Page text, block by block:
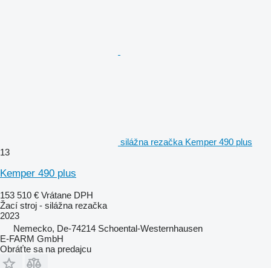
silážna rezačka Kemper 490 plus
13
Kemper 490 plus
153 510 € Vrátane DPH
Žací stroj - silážna rezačka
2023
Nemecko, De-74214 Schoental-Westernhausen
E-FARM GmbH
Obráťte sa na predajcu